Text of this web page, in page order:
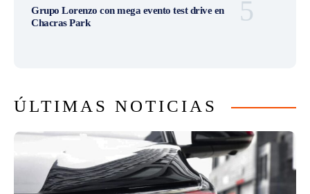
Grupo Lorenzo con mega evento test drive en
Chacras Park
ÚLTIMAS NOTICIAS